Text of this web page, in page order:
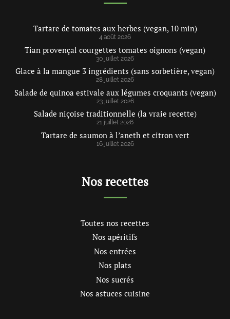
Tartare de tomates aux herbes (vegan, 10 min)
4 août 2026
Tian provençal courgettes tomates oignons (vegan)
30 juillet 2026
Glace à la mangue 3 ingrédients (sans sorbetière, vegan)
28 juillet 2026
Salade de quinoa estivale aux légumes croquants (vegan)
23 juillet 2026
Salade niçoise traditionnelle (la vraie recette)
21 juillet 2026
Tartare de saumon à l’aneth et citron vert
16 juillet 2026
Nos recettes
Toutes nos recettes
Nos apéritifs
Nos entrées
Nos plats
Nos sucrés
Nos astuces cuisine